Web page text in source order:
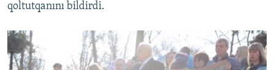
qoltutqanını bildirdi.